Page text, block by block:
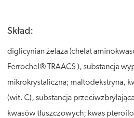
Skład:
diglicynian żelaza (chelat
Ferrochel® TRAACS ), substancja
mikrokrystaliczna; maltodekstryna,
(wit. C), substancja
kwasów tłuszczowych; kwas